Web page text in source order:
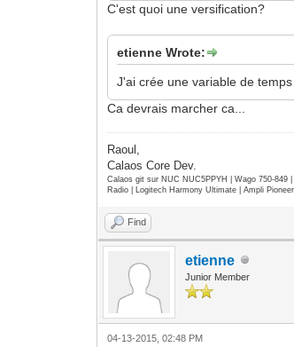
C'est quoi une versification?
etienne Wrote:
J'ai crée une variable de
Ca devrais marcher ca...
Raoul,
Calaos Core Dev.
Calaos git sur NUC NUC5PPYH | Wago 750-849
Radio | Logitech Harmony Ultimate | Ampli Pioneer
Find
etienne
Junior Member
04-13-2015, 02:48 PM